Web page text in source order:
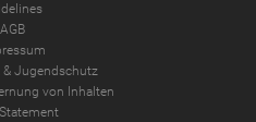
AGB
& Jugendschutz
von Inhalten